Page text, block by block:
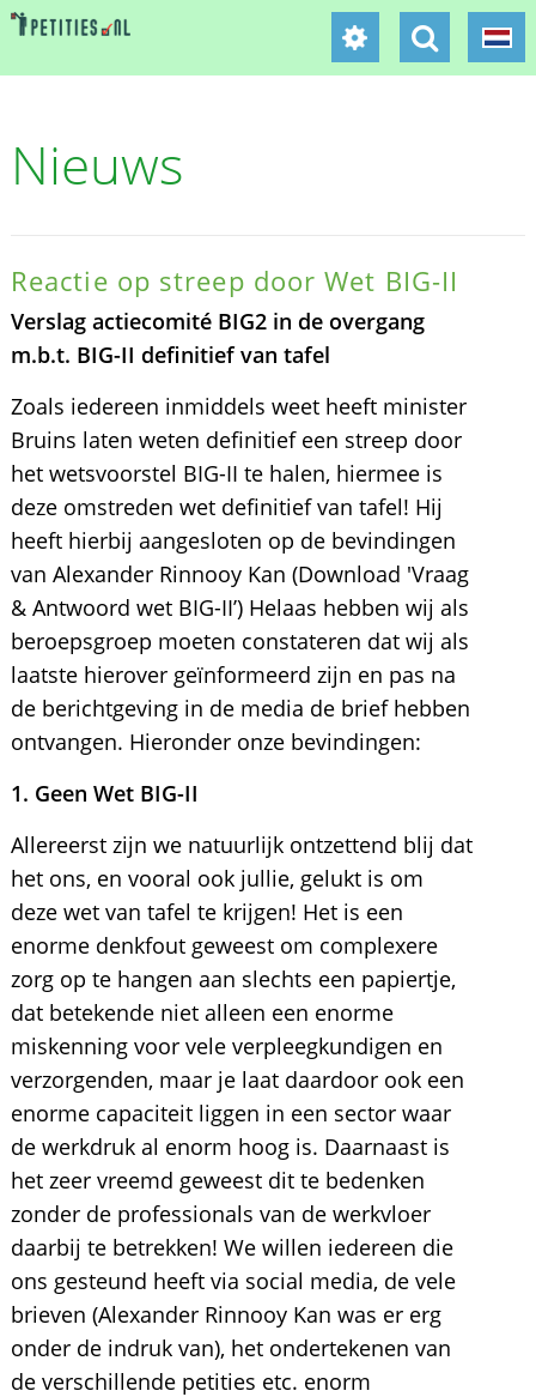
Nieuws
Reactie op streep door Wet BIG-II
Verslag actiecomité BIG2 in de overgang
m.b.t. BIG-II definitief van tafel
Zoals iedereen inmiddels weet heeft minister
Bruins laten weten definitief een streep door
het wetsvoorstel BIG-II te halen, hiermee is
deze omstreden wet definitief van tafel! Hij
heeft hierbij aangesloten op de bevindingen
van Alexander Rinnooy Kan (Download 'Vraag
& Antwoord wet BIG-II’) Helaas hebben wij als
beroepsgroep moeten constateren dat wij als
laatste hierover geïnformeerd zijn en pas na
de berichtgeving in de media de brief hebben
ontvangen. Hieronder onze bevindingen:
1. Geen Wet BIG-II
Allereerst zijn we natuurlijk ontzettend blij dat
het ons, en vooral ook jullie, gelukt is om
deze wet van tafel te krijgen! Het is een
enorme denkfout geweest om complexere
zorg op te hangen aan slechts een papiertje,
dat betekende niet alleen een enorme
miskenning voor vele verpleegkundigen en
verzorgenden, maar je laat daardoor ook een
enorme capaciteit liggen in een sector waar
de werkdruk al enorm hoog is. Daarnaast is
het zeer vreemd geweest dit te bedenken
zonder de professionals van de werkvloer
daarbij te betrekken! We willen iedereen die
ons gesteund heeft via social media, de vele
brieven (Alexander Rinnooy Kan was er erg
onder de indruk van), het ondertekenen van
de verschillende petities etc. enorm